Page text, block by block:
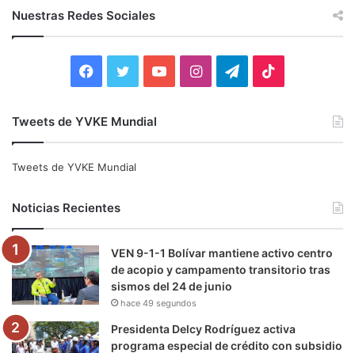
:
Nuestras Redes Sociales
e
o
o
k
t
e
r
b
e
I
g
r
a
m
r
a
k
Tweets de YVKE Mundial
Tweets de YVKE Mundial
Noticias Recientes
VEN 9-1-1 Bolívar mantiene activo centro
de acopio y campamento transitorio tras
sismos del 24 de junio
hace 49 segundos
Presidenta Delcy Rodríguez activa
programa especial de crédito con subsidio